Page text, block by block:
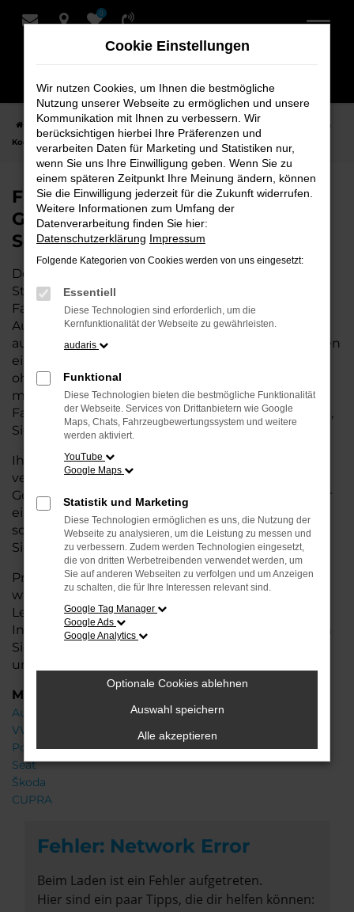
Zum
0
Startseite Stuhr Škoda Škoda Kodiaq
Finden Sie Ihren Škoda
Kodiaq Gebrauchtwagen für Stuhr bei Schmidt + Koch
Finden Sie Ihren Škoda Kodiaq
Gebrauchtwagen für Stuhr bei
Schmidt + Koch
Der Škoda Kodiaq ist die perfekte Wahl für alle in
Stuhr, die ein zuverlässiges und modernes
Fahrzeug suchen.Mit seiner erstklassigen
Ausstattung, der niedrigen Laufleistung und der
ausgezeichneten Pflege ist dieser Gebrauchtwagen
eine kostengünstige Alternative zum Neuwagen,
ohne auf Komfort und Qualität verzichten zu
müssen. Ob im Stadtverkehr oder für längere
Fahrten, der Kodiaq überzeugt durch Fahrkomfort,
Sicherheit und Wirtschaftlichkeit.
Ihr Škoda Autohaus in Stuhr ist Ihr
vertrauenswürdiger Partner, wenn es um
Gebrauchtwagen geht. Wir bieten Ihnen nicht nur
eine große Auswahl an geprüften Fahrzeugen,
sondern auch eine fachkundige Beratung, damit
Sie das für Sie passende Modell finden.
Profitieren Sie von unseren zusätzlichenServices
wie attraktiven Finanzierungsmöglichkeiten,
Leasingangeboten und der bequemen
Inzahlungnahme Ihres alten Fahrzeugs. Besuchen
Sie uns und überzeugen Sie sich von der Qualität
und dem Service, den wir Ihnen bieten!
Marken
Audi
VW
Porsche
Seat
Škoda
CUPRA
Fehler: Network Error
Beim Laden ist ein Fehler aufgetreten.
Hier sind ein paar Tipps, die dir helfen können:
Cookie Einstellungen
Wir nutzen Cookies, um Ihnen die bestmögliche
Nutzung unserer Webseite zu ermöglichen und unsere
Kommunikation mit Ihnen zu verbessern. Wir
berücksichtigen hierbei Ihre Präferenzen und
verarbeiten Daten für Marketing und Statistiken nur,
wenn Sie uns Ihre Einwilligung geben. Wenn Sie zu
einem späteren Zeitpunkt Ihre Meinung ändern, können
Sie die Einwilligung jederzeit für die Zukunft widerrufen.
Weitere Informationen zum Umfang der
Datenverarbeitung finden Sie hier:
Datenschutzerklärung Impressum
Folgende Kategorien von Cookies werden von uns eingesetzt:
Essentiell
Diese Technologien sind erforderlich, um die
Kernfunktionalität der Webseite zu gewährleisten.
audaris
Funktional
Diese Technologien bieten die bestmögliche Funktionalität
der Webseite. Services von Drittanbietern wie Google
Maps, Chats, Fahrzeugbewertungssystem und weitere
werden aktiviert.
YouTube
Google Maps
Statistik und Marketing
Diese Technologien ermöglichen es uns, die Nutzung der
Webseite zu analysieren, um die Leistung zu messen und
zu verbessern. Zudem werden Technologien eingesetzt,
die von dritten Werbetreibenden verwendet werden, um
Sie auf anderen Webseiten zu verfolgen und um Anzeigen
zu schalten, die für Ihre Interessen relevant sind.
Google Tag Manager
Google Ads
Google Analytics
Optionale Cookies ablehnen
Auswahl speichern
Alle akzeptieren